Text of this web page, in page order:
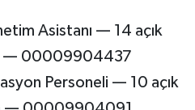
Asistanı — 14 açık
— 00009904437
Personeli — 10 açık